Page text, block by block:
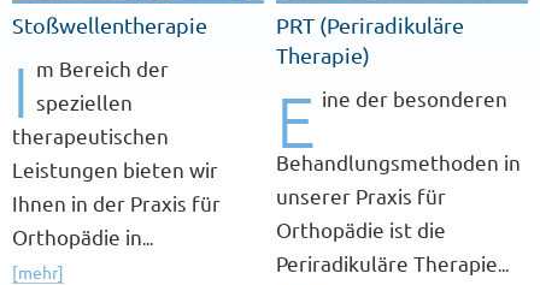
Stoßwellentherapie
I m Bereich der
speziellen
therapeutischen
Leistungen bieten wir
Ihnen in der Praxis für
Orthopädie in...
[mehr]
PRT (Periradikuläre
Therapie)
E ine der besonderen
Behandlungsmethoden in
unserer Praxis für
Orthopädie ist die
Periradikuläre Therapie...